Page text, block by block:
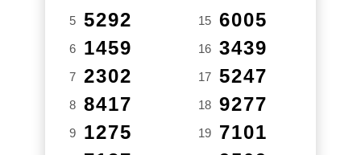
5 5292
6 1459
7 2302
8 8417
9 1275
15 6005
16 3439
17 5247
18 9277
19 7101